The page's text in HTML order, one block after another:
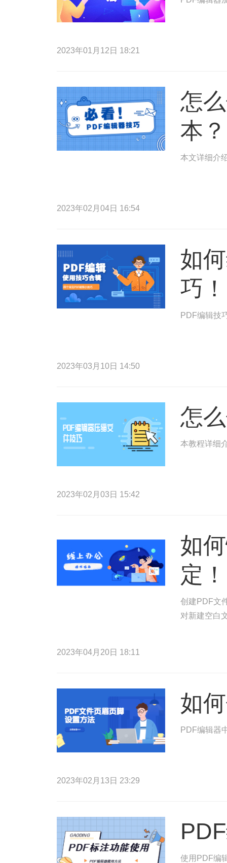
2023年01月12日 18:21
怎
本？
本文详细介
2023年02月04日 16:54
如
巧！
PDF编辑技
2023年03月10日 14:50
怎
本教程详细
2023年02月03日 15:42
如
定！
创建PDF文
对新建空白
2023年04月20日 18:11
如
PDF编辑器
2023年02月13日 23:29
使用PDF编